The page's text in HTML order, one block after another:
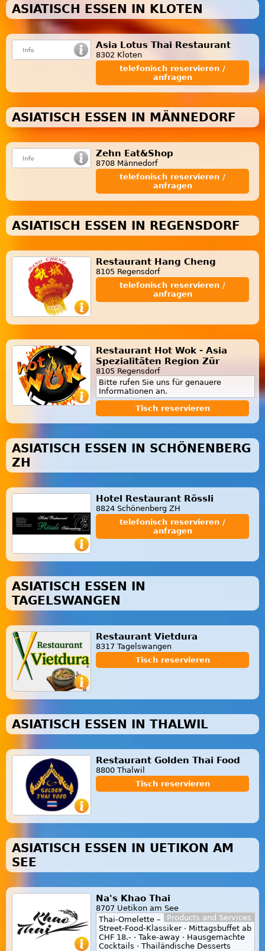
ASIATISCH ESSEN IN KLOTEN
Asia Lotus Thai Restaurant
8302 Kloten
telefonisch reservieren /
anfragen
ASIATISCH ESSEN IN MÄNNEDORF
Zehn Eat&Shop
8708 Männedorf
telefonisch reservieren /
anfragen
ASIATISCH ESSEN IN REGENSDORF
Restaurant Hang Cheng
8105 Regensdorf
telefonisch reservieren /
anfragen
Restaurant Hot Wok - Asia
Spezialitäten Region Zür
8105 Regensdorf
Bitte rufen Sie uns für genauere
Informationen an.
Tisch reservieren
ASIATISCH ESSEN IN SCHÖNENBERG
ZH
Hotel Restaurant Rössli
8824 Schönenberg ZH
telefonisch reservieren /
anfragen
ASIATISCH ESSEN IN
TAGELSWANGEN
Restaurant Vietdura
8317 Tagelswangen
Tisch reservieren
ASIATISCH ESSEN IN THALWIL
Restaurant Golden Thai Food
8800 Thalwil
Tisch reservieren
ASIATISCH ESSEN IN UETIKON AM
SEE
Na's Khao Thai
8707 Uetikon am See
Products and Services
Thai-Omelette –
Street-Food-Klassiker · Mittagsbuffet ab
CHF 18.- · Take-away · Hausgemachte
Cocktails · Thailändische Desserts